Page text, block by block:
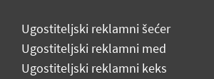
Ugostiteljski reklamni šećer
Ugostiteljski reklamni med
Ugostiteljski reklamni keks